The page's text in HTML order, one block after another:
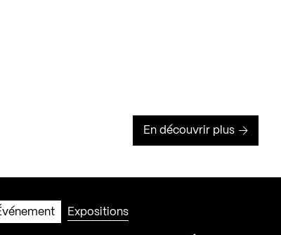
En découvrir plus
Expositions